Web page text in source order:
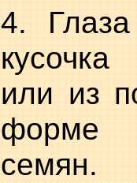
4.
или из
форме
семян.